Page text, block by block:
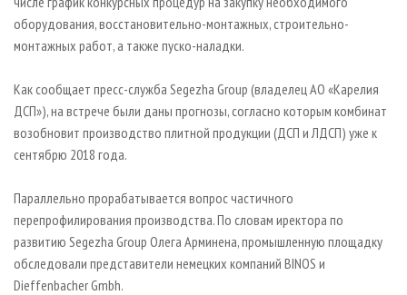
оборудования, восстановительно-монтажных, строительно-
монтажных работ, а также пуско-наладки.
Как сообщает пресс-служба Segezha Group (владелец АО «Карелия
ДСП»), на встрече были даны прогнозы, согласно которым комбинат
возобновит производство плитной продукции (ДСП и ЛДСП) уже к
сентябрю 2018 года.
Параллельно прорабатывается вопрос частичного
перепрофилирования производства. По словам иректора по
развитию Segezha Group Олега Арминена, промышленную площадку
обследовали представители немецких компаний BINOS и
Dieffenbacher Gmbh.